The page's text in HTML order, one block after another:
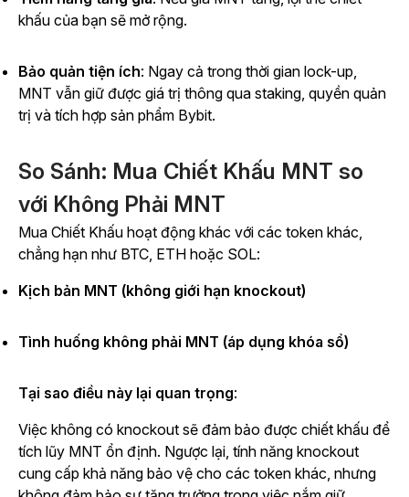
khấu của bạn sẽ mở rộng.
Bảo quản tiện ích: Ngay cả trong thời gian lock-up,
MNT vẫn giữ được giá trị thông qua staking, quyền quản
trị và tích hợp sản phẩm Bybit.
So Sánh: Mua Chiết Khấu MNT so
với Không Phải MNT
Mua Chiết Khấu hoạt động khác với các token khác,
chẳng hạn như BTC, ETH hoặc SOL:
Kịch bản MNT (không giới hạn knockout)
Tình huống không phải MNT (áp dụng khóa sổ)
Tại sao điều này lại quan trọng:
Việc không có knockout sẽ đảm bảo được chiết khấu để
tích lũy MNT ổn định. Ngược lại, tính năng knockout
cung cấp khả năng bảo vệ cho các token khác, nhưng